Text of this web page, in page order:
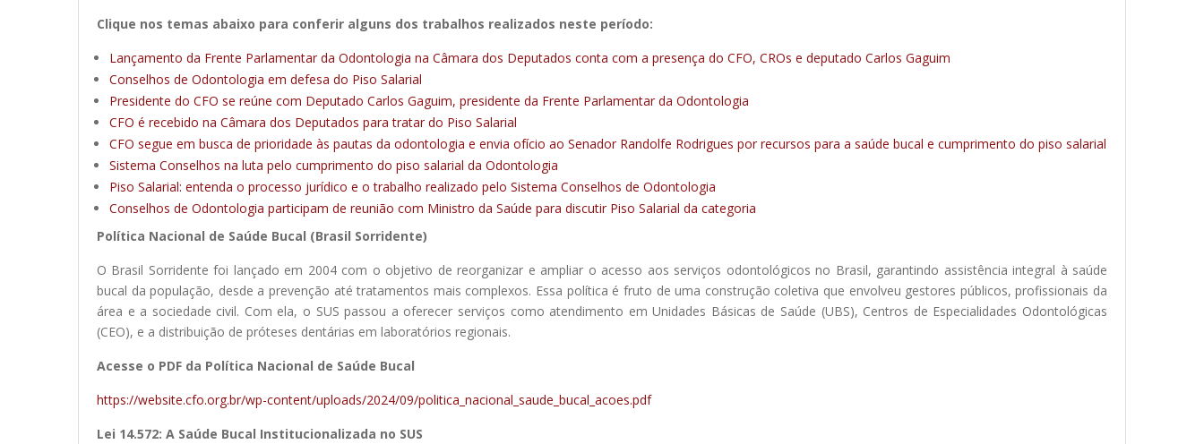
Clique nos temas abaixo para conferir alguns dos trabalhos realizados neste período:
Lançamento da Frente Parlamentar da Odontologia na Câmara dos Deputados conta com a presença do CFO, CROs e deputado Carlos Gaguim
Conselhos de Odontologia em defesa do Piso Salarial
Presidente do CFO se reúne com Deputado Carlos Gaguim, presidente da Frente Parlamentar da Odontologia
CFO é recebido na Câmara dos Deputados para tratar do Piso Salarial
CFO segue em busca de prioridade às pautas da odontologia e envia ofício ao Senador Randolfe Rodrigues por recursos para a saúde bucal e cumprimento do piso salarial
Sistema Conselhos na luta pelo cumprimento do piso salarial da Odontologia
Piso Salarial: entenda o processo jurídico e o trabalho realizado pelo Sistema Conselhos de Odontologia
Conselhos de Odontologia participam de reunião com Ministro da Saúde para discutir Piso Salarial da categoria
Política Nacional de Saúde Bucal (Brasil Sorridente)
O Brasil Sorridente foi lançado em 2004 com o objetivo de reorganizar e ampliar o acesso aos serviços odontológicos no Brasil, garantindo assistência integral à saúde
bucal da população, desde a prevenção até tratamentos mais complexos. Essa política é fruto de uma construção coletiva que envolveu gestores públicos, profissionais da
área e a sociedade civil. Com ela, o SUS passou a oferecer serviços como atendimento em Unidades Básicas de Saúde (UBS), Centros de Especialidades Odontológicas
(CEO), e a distribuição de próteses dentárias em laboratórios regionais.
Acesse o PDF da Política Nacional de Saúde Bucal
https://website.cfo.org.br/wp-content/uploads/2024/09/politica_nacional_saude_bucal_acoes.pdf
Lei 14.572: A Saúde Bucal Institucionalizada no SUS